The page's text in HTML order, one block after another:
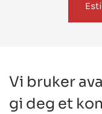
Vi bruker
gi deg et